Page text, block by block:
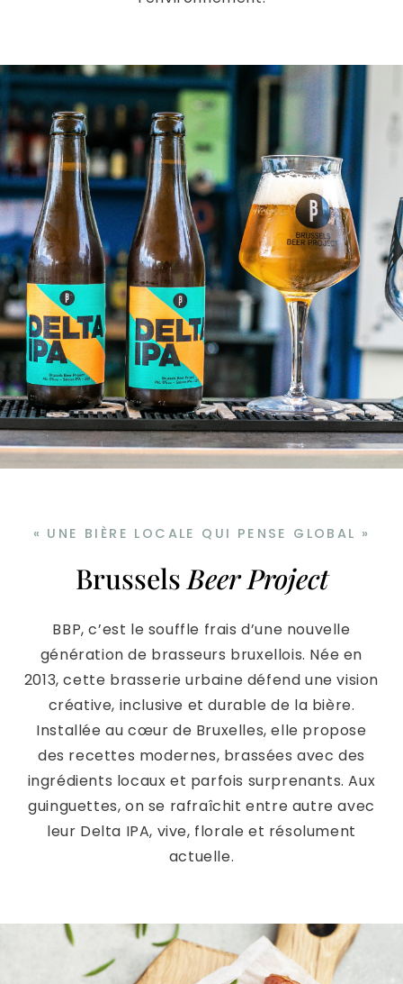
« UNE BIÈRE LOCALE QUI PENSE GLOBAL »
Brussels Beer Project
BBP, c’est le souffle frais d’une nouvelle
génération de brasseurs bruxellois. Née en
2013, cette brasserie urbaine défend une vision
créative, inclusive et durable de la bière.
Installée au cœur de Bruxelles, elle propose
des recettes modernes, brassées avec des
ingrédients locaux et parfois surprenants. Aux
guinguettes, on se rafraîchit entre autre avec
leur Delta IPA, vive, florale et résolument
actuelle.